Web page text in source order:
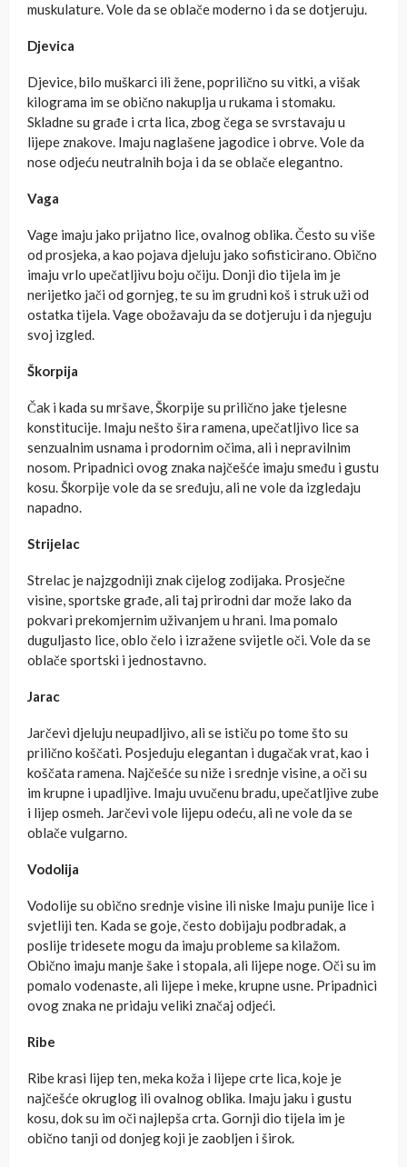
muskulature. Vole da se oblače moderno i da se dotjeruju.
Djevica
Djevice, bilo muškarci ili žene, poprilično su vitki, a višak
kilograma im se obično nakuplja u rukama i stomaku.
Skladne su građe i crta lica, zbog čega se svrstavaju u
lijepe znakove. Imaju naglašene jagodice i obrve. Vole da
nose odjeću neutralnih boja i da se oblače elegantno.
Vaga
Vage imaju jako prijatno lice, ovalnog oblika. Često su više
od prosjeka, a kao pojava djeluju jako sofisticirano. Obično
imaju vrlo upečatljivu boju očiju. Donji dio tijela im je
nerijetko jači od gornjeg, te su im grudni koš i struk uži od
ostatka tijela. Vage obožavaju da se dotjeruju i da njeguju
svoj izgled.
Škorpija
Čak i kada su mršave, Škorpije su prilično jake tjelesne
konstitucije. Imaju nešto šira ramena, upečatljivo lice sa
senzualnim usnama i prodornim očima, ali i nepravilnim
nosom. Pripadnici ovog znaka najčešće imaju smeđu i gustu
kosu. Škorpije vole da se sređuju, ali ne vole da izgledaju
napadno.
Strijelac
Strelac je najzgodniji znak cijelog zodijaka. Prosječne
visine, sportske građe, ali taj prirodni dar može lako da
pokvari prekomjernim uživanjem u hrani. Ima pomalo
duguljasto lice, oblo čelo i izražene svijetle oči. Vole da se
oblače sportski i jednostavno.
Jarac
Jarčevi djeluju neupadljivo, ali se ističu po tome što su
prilično koščati. Posjeduju elegantan i dugačak vrat, kao i
koščata ramena. Najčešće su niže i srednje visine, a oči su
im krupne i upadljive. Imaju uvučenu bradu, upečatljive zube
i lijep osmeh. Jarčevi vole lijepu odeću, ali ne vole da se
oblače vulgarno.
Vodolija
Vodolije su obično srednje visine ili niske Imaju punije lice i
svjetliji ten. Kada se goje, često dobijaju podbradak, a
poslije tridesete mogu da imaju probleme sa kilažom.
Obično imaju manje šake i stopala, ali lijepe noge. Oči su im
pomalo vodenaste, ali lijepe i meke, krupne usne. Pripadnici
ovog znaka ne pridaju veliki značaj odjeći.
Ribe
Ribe krasi lijep ten, meka koža i lijepe crte lica, koje je
najčešće okruglog ili ovalnog oblika. Imaju jaku i gustu
kosu, dok su im oči najlepša crta. Gornji dio tijela im je
obično tanji od donjeg koji je zaobljen i širok.